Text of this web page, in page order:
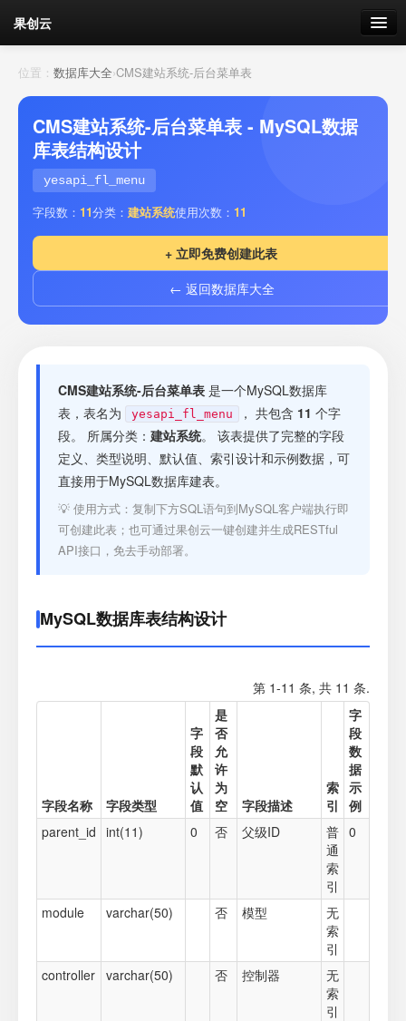
果创云
数据表单
API接口
云存储
流量 剩余接口流量
套餐
接口测试
位置： 数据库大全›CMS建站系统-后台菜单表
CMS建站系统-后台菜单表 - MySQL数据
库表结构设计
yesapi_fl_menu
字段数： 11分类： 建站系统使用次数： 11
+ 立即免费创建此表
← 返回数据库大全
CMS建站系统-后台菜单表 是一个MySQL数据库
表，表名为
yesapi_fl_menu ， 共包含 11 个字
段。 所属分类： 建站系统。 该表提供了完整的字段
定义、类型说明、默认值、索引设计和示例数据，可
直接用于MySQL数据库建表。
💡 使用方式：复制下方SQL语句到MySQL客户端执行即
可创建此表；也可通过果创云一键创建并生成RESTful
API接口，免去手动部署。
MySQL数据库表结构设计
第 1-11 条, 共 11 条.
字段名称 字段类型
字
段
默
认
值
是
否
允
许
为
空
字段描述
索
引
字
段
数
据
示
例
parent_id int(11) 0 否 父级ID
普
通
索
引
0
module varchar(50) 否 模型
无
索
引
controller varchar(50) 否 控制器
无
索
引